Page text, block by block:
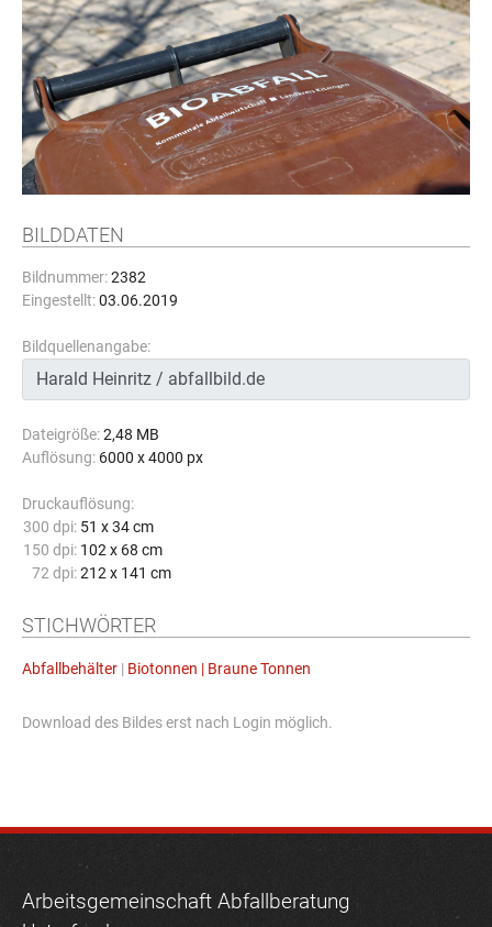
BILDDATEN
Bildnummer:2382
Eingestellt:03.06.2019
Bildquellenangabe:
Dateigröße:2,48 MB
Auflösung: 6000 x 4000 px
Druckauflösung:
300 dpi: 51 x 34 cm
150 dpi: 102 x 68 cm
72 dpi: 212 x 141 cm
STICHWÖRTER
Abfallbehälter | Biotonnen | Braune Tonnen
Download des Bildes erst nach Login möglich.
Arbeitsgemeinschaft Abfallberatung